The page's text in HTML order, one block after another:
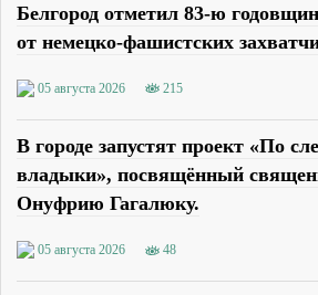
Белгород отметил 83-ю
от немецко-фашистских
05 августа 2026 215
В городе запустят проект «По
владыки», посвящённый
Онуфрию Гагалюку.
05 августа 2026 48